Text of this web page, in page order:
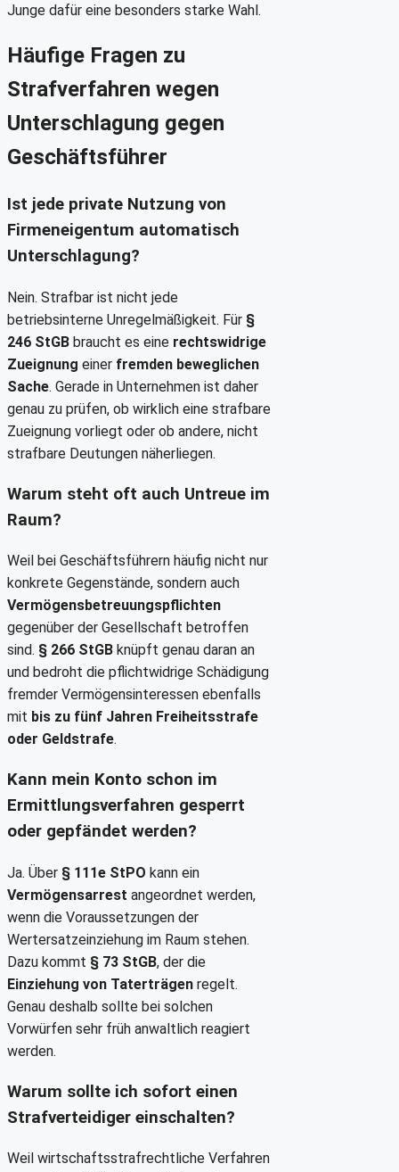
Junge dafür eine besonders starke Wahl.
Häufige Fragen zu
Strafverfahren wegen
Unterschlagung gegen
Geschäftsführer
Ist jede private Nutzung von
Firmeneigentum automatisch
Unterschlagung?
Nein. Strafbar ist nicht jede
betriebsinterne Unregelmäßigkeit. Für §
246 StGB braucht es eine rechtswidrige
Zueignung einer fremden beweglichen
Sache. Gerade in Unternehmen ist daher
genau zu prüfen, ob wirklich eine strafbare
Zueignung vorliegt oder ob andere, nicht
strafbare Deutungen näherliegen.
Warum steht oft auch Untreue im
Raum?
Weil bei Geschäftsführern häufig nicht nur
konkrete Gegenstände, sondern auch
Vermögensbetreuungspflichten
gegenüber der Gesellschaft betroffen
sind. § 266 StGB knüpft genau daran an
und bedroht die pflichtwidrige Schädigung
fremder Vermögensinteressen ebenfalls
mit bis zu fünf Jahren Freiheitsstrafe
oder Geldstrafe.
Kann mein Konto schon im
Ermittlungsverfahren gesperrt
oder gepfändet werden?
Ja. Über § 111e StPO kann ein
Vermögensarrest angeordnet werden,
wenn die Voraussetzungen der
Wertersatzeinziehung im Raum stehen.
Dazu kommt § 73 StGB, der die
Einziehung von Taterträgen regelt.
Genau deshalb sollte bei solchen
Vorwürfen sehr früh anwaltlich reagiert
werden.
Warum sollte ich sofort einen
Strafverteidiger einschalten?
Weil wirtschaftsstrafrechtliche Verfahren